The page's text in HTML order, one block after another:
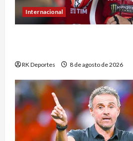
Internacional
RK Deportes 8 de agosto de 2026